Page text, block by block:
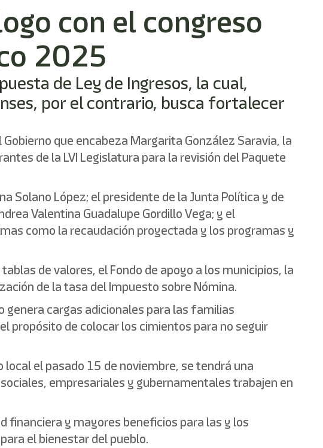
con el congreso
2025
de Ley de Ingresos, la cual,
por el contrario, busca fortalecer
que encabeza Margarita González Saravia, la
de la LVI Legislatura para la revisión del Paquete
Solano López; el presidente de la Junta Política y de
Valentina Guadalupe Gordillo Vega; y el
como la recaudación proyectada y los programas y
de valores, el Fondo de apoyo a los municipios, la
de la tasa del Impuesto sobre Nómina.
genera cargas adicionales para las familias
propósito de colocar los cimientos para no seguir
el pasado 15 de noviembre, se tendrá una
empresariales y gubernamentales trabajen en
financiera y mayores beneficios para las y los
el bienestar del pueblo.